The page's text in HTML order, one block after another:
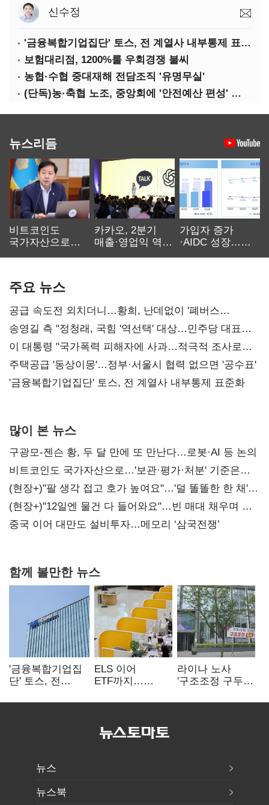
신수정
'금융복합기업집단' 토스, 전 계열사 내부통제 표준화
보험대리점, 1200%룰 우회경쟁 불씨
농협·수협 중대재해 전담조직 '유명무실'
(단독)농·축협 노조, 중앙회에 '안전예산 편성' 요구
뉴스리듬
비트코인도
국가자산으로…'
카카오, 2분기
매출·영업익 역대
가입자 증가
·AIDC 성장…
주요 뉴스
공급 속도전 외치더니…황희, 난데없이 '폐버스
리모델링' 제안
송영길 측 "정청래, 국힘 '역선택' 대상…민주당 대표로
총선 지휘 못해"
이 대통령 "국가폭력 피해자에 사과…적극적 조사로
진실 밝혀야"
주택공급 '동상이몽'…정부·서울시 협력 없으면 '공수표'
'금융복합기업집단' 토스, 전 계열사 내부통제 표준화
많이 본 뉴스
구광모-젠슨 황, 두 달 만에 또 만난다…로봇·AI 등 논의
비트코인도 국가자산으로…'보관·평가·처분' 기준은
숙제
(현장+)"팔 생각 접고 호가 높여요"…'덜 똘똘한 한 채'
20억 키맞추기
(현장+)"12일엔 물건 다 들어와요"…빈 매대 채우며 문
연 홈플러스
중국 이어 대만도 설비투자…메모리 ‘삼국전쟁’
함께 볼만한 뉴스
'금융복합기업집
단' 토스, 전
표준화
ELS 이어
ETF까지…
제동 걸린 은행
라이나 노사
'구조조정 구두
뉴스
뉴스북